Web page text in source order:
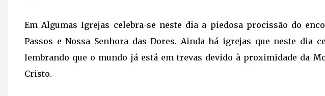
Em Algumas Igrejas celebra-se neste dia a piedosa procissão do
Passos e Nossa Senhora das Dores. Ainda há igrejas que neste dia
lembrando que o mundo já está em trevas devido à proximidade da
Cristo.